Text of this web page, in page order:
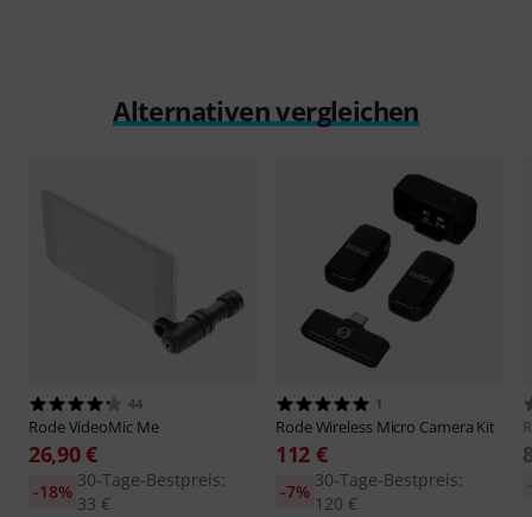
Alternativen vergleichen
44
RodeVideoMic Me
26,90 €
30-Tage-Bestpreis:
33 €
-18%
1
RodeWireless Micro Camera Kit
112 €
30-Tage-Bestpreis:
120 €
-7%